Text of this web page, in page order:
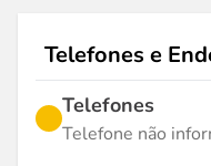
Telefones e
Telefones
Telefone não